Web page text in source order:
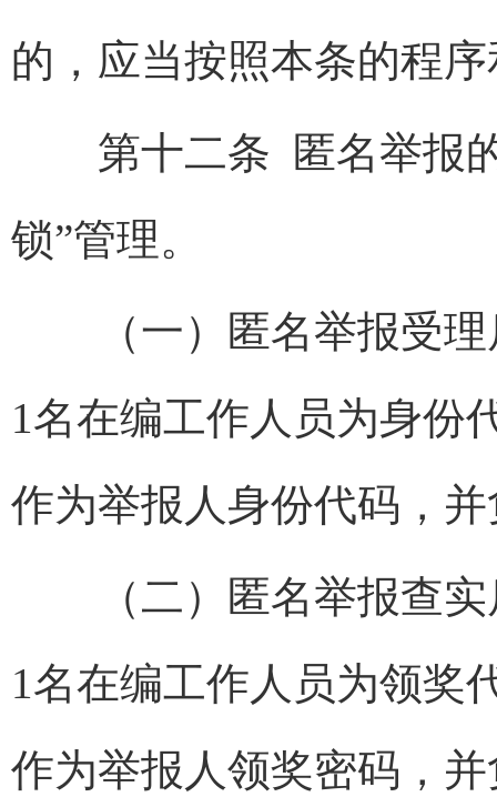
的，应当按照本条的程
第十二条 匿名举报的
锁”管理。
（一）匿名举报受理
1名在编工作人员为身份
作为举报人身份代码，
（二）匿名举报查实
1名在编工作人员为领奖
作为举报人领奖密码，